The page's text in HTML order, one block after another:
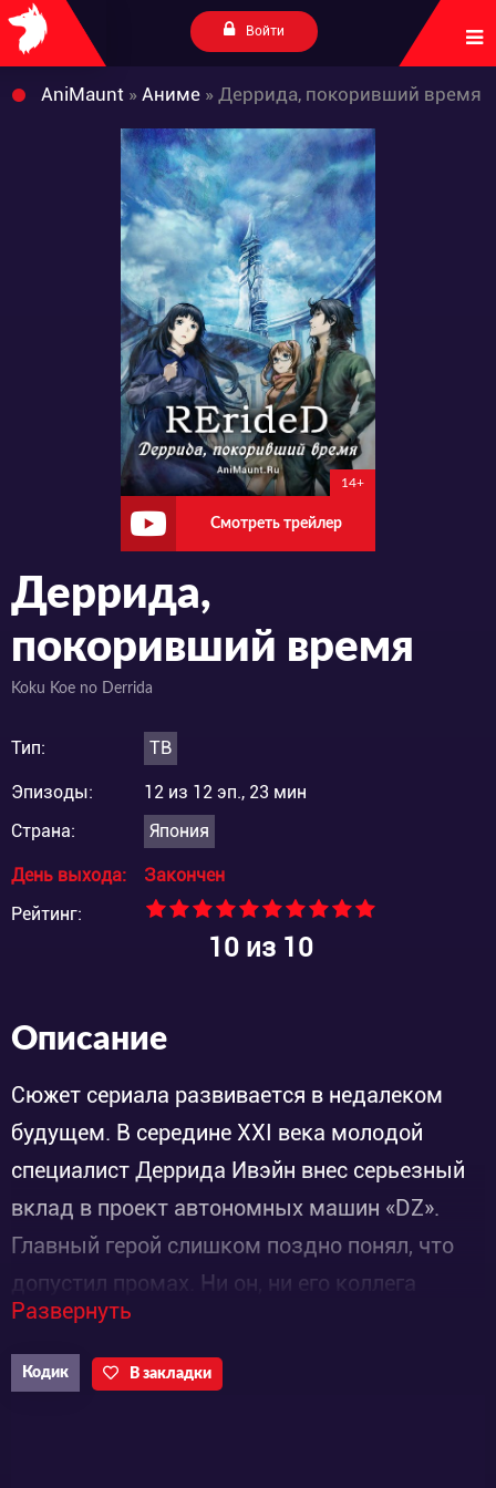
Войти
AniMaunt » Аниме » Деррида, покоривший время
14+
Смотреть трейлер
Деррида,
покоривший время
Koku Koe no Derrida
Тип: ТВ
Эпизоды:
12 из 12 эп., 23 мин
Страна:
Япония
День выхода:
Закончен
Рейтинг:
10из 10
Описание
Сюжет сериала развивается в недалеком
будущем. В середине XXI века молодой
специалист Деррида Ивэйн внес серьезный
вклад в проект автономных машин «DZ».
Главный герой слишком поздно понял, что
допустил промах. Ни он, ни его коллега
Нэйтан Билштайн,не сумели предотвратить
трагедию. Более того, не понимая, насколько
плохо обстоят дела, они даже не попытались
Развернуть
Кодик В закладки